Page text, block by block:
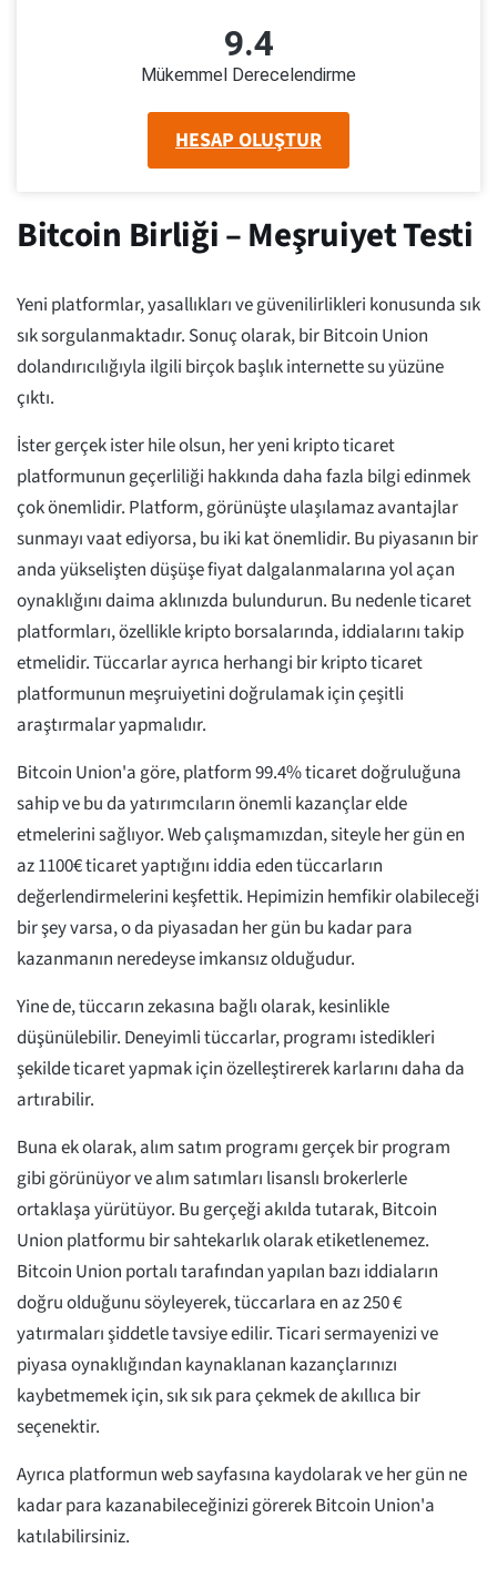
9.4
Mükemmel Derecelendirme
HESAP OLUŞTUR
Bitcoin Birliği – Meşruiyet Testi
Yeni platformlar, yasallıkları ve güvenilirlikleri konusunda sık
sık sorgulanmaktadır. Sonuç olarak, bir Bitcoin Union
dolandırıcılığıyla ilgili birçok başlık internette su yüzüne
çıktı.
İster gerçek ister hile olsun, her yeni kripto ticaret
platformunun geçerliliği hakkında daha fazla bilgi edinmek
çok önemlidir. Platform, görünüşte ulaşılamaz avantajlar
sunmayı vaat ediyorsa, bu iki kat önemlidir. Bu piyasanın bir
anda yükselişten düşüşe fiyat dalgalanmalarına yol açan
oynaklığını daima aklınızda bulundurun. Bu nedenle ticaret
platformları, özellikle kripto borsalarında, iddialarını takip
etmelidir. Tüccarlar ayrıca herhangi bir kripto ticaret
platformunun meşruiyetini doğrulamak için çeşitli
araştırmalar yapmalıdır.
Bitcoin Union'a göre, platform 99.4% ticaret doğruluğuna
sahip ve bu da yatırımcıların önemli kazançlar elde
etmelerini sağlıyor. Web çalışmamızdan, siteyle her gün en
az 1100€ ticaret yaptığını iddia eden tüccarların
değerlendirmelerini keşfettik. Hepimizin hemfikir olabileceği
bir şey varsa, o da piyasadan her gün bu kadar para
kazanmanın neredeyse imkansız olduğudur.
Yine de, tüccarın zekasına bağlı olarak, kesinlikle
düşünülebilir. Deneyimli tüccarlar, programı istedikleri
şekilde ticaret yapmak için özelleştirerek karlarını daha da
artırabilir.
Buna ek olarak, alım satım programı gerçek bir program
gibi görünüyor ve alım satımları lisanslı brokerlerle
ortaklaşa yürütüyor. Bu gerçeği akılda tutarak, Bitcoin
Union platformu bir sahtekarlık olarak etiketlenemez.
Bitcoin Union portalı tarafından yapılan bazı iddiaların
doğru olduğunu söyleyerek, tüccarlara en az 250 €
yatırmaları şiddetle tavsiye edilir. Ticari sermayenizi ve
piyasa oynaklığından kaynaklanan kazançlarınızı
kaybetmemek için, sık sık para çekmek de akıllıca bir
seçenektir.
Ayrıca platformun web sayfasına kaydolarak ve her gün ne
kadar para kazanabileceğinizi görerek Bitcoin Union'a
katılabilirsiniz.